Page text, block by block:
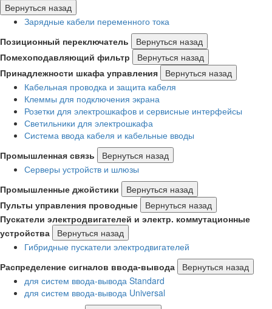
Вернуться назад
Зарядные кабели переменного тока
Позиционный переключатель
Вернуться назад
Помехоподавляющий фильтр
Вернуться назад
Принадлежности шкафа управления
Вернуться назад
Кабельная проводка и защита кабеля
Клеммы для подключения экрана
Розетки для электрошкафов и сервисные интерфейсы
Светильники для электрошкафа
Система ввода кабеля и кабельные вводы
Промышленная связь
Вернуться назад
Серверы устройств и шлюзы
Промышленные джойстики
Вернуться назад
Пульты управления проводные
Вернуться назад
Пускатели электродвигателей и электр. коммутационные
устройства
Вернуться назад
Гибридные пускатели электродвигателей
Распределение сигналов ввода-вывода
Вернуться назад
для систем ввода-вывода Standard
для систем ввода-вывода Universal